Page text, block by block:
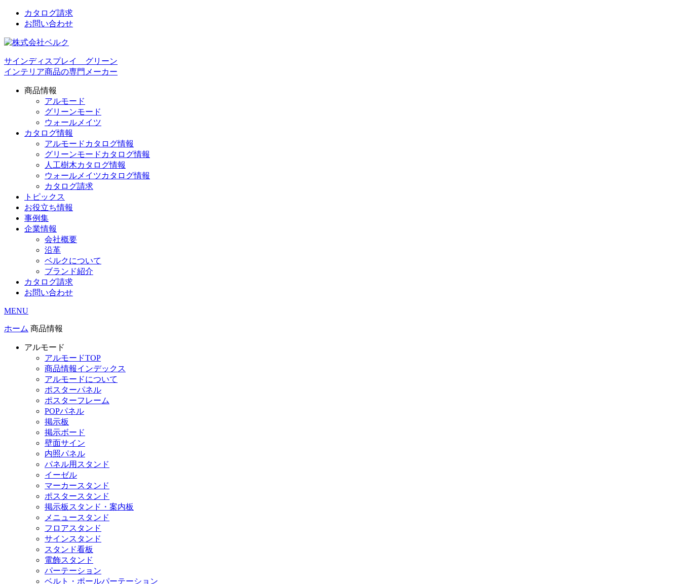
カタログ請求
お問い合わせ
サインディスプレイ グリーン
インテリア商品の専門メーカー
商品情報
アルモード
グリーンモード
ウォールメイツ
カタログ情報
アルモードカタログ情報
グリーンモードカタログ情報
人工樹木カタログ情報
ウォールメイツカタログ情報
カタログ請求
トピックス
お役立ち情報
事例集
企業情報
会社概要
沿革
ベルクについて
ブランド紹介
カタログ請求
お問い合わせ
MENU
ホーム 商品情報
アルモード
アルモードTOP
商品情報インデックス
アルモードについて
ポスターパネル
ポスターフレーム
POPパネル
掲示板
掲示ボード
壁面サイン
内照パネル
パネル用スタンド
イーゼル
マーカースタンド
ポスタースタンド
掲示板スタンド・案内板
メニュースタンド
フロアスタンド
サインスタンド
スタンド看板
電飾スタンド
パーテーション
ベルト・ポールパーテーション